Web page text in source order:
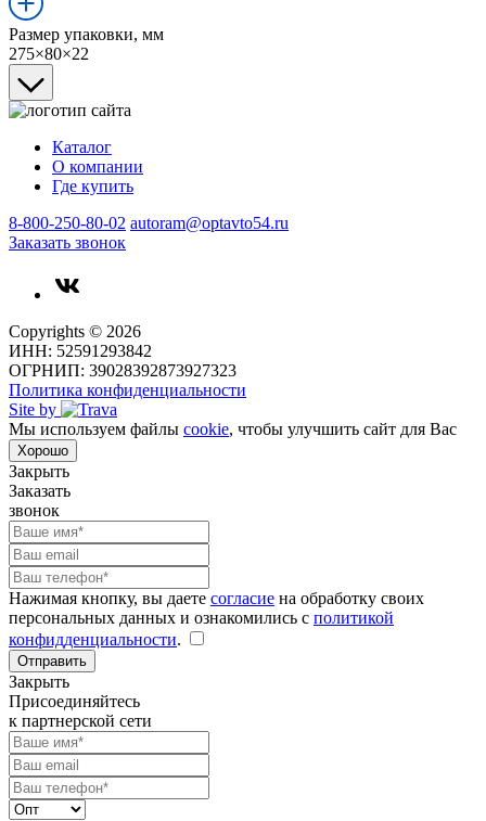
Размер упаковки, мм
275×80×22
Каталог
О компании
Где купить
8-800-250-80-02 autoram@optavto54.ru
Заказать звонок
Copyrights © 2026
ИНН: 52591293842
ОГРНИП: 39028392873927323
Политика конфиденциальности
Site by
Мы используем файлы cookie, чтобы улучшить сайт для Вас
Хорошо
Закрыть
Заказать
звонок
Нажимая кнопку, вы даете согласие на обработку своих
персональных данных и ознакомились с политикой
конфидденциальности.
Отправить
Закрыть
Присоединяйтесь
к партнерской сети